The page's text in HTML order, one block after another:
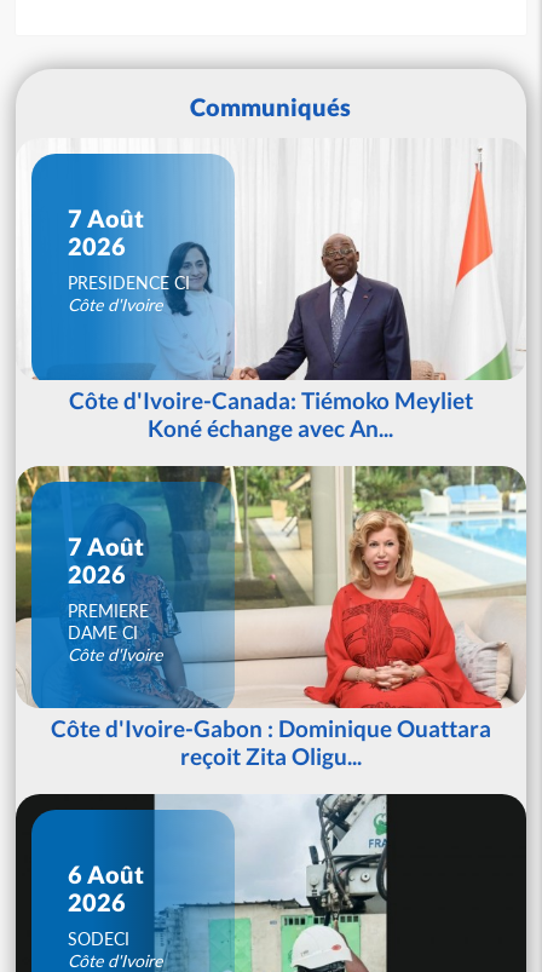
Communiqués
7 Août
2026
PRESIDENCE CI
Côte d'Ivoire
Côte d'Ivoire-Canada: Tiémoko Meyliet
Koné échange avec An...
7 Août
2026
PREMIERE
DAME CI
Côte d'Ivoire
Côte d'Ivoire-Gabon : Dominique Ouattara
reçoit Zita Oligu...
6 Août
2026
SODECI
Côte d'Ivoire